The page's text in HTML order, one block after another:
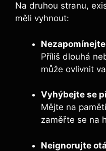
Na druhou stranu,
měli vyhnout:
Příliš dlouhá
může ovlivnit
Vyhýbejte se
Mějte na
zaměřte se na
Neignorujte